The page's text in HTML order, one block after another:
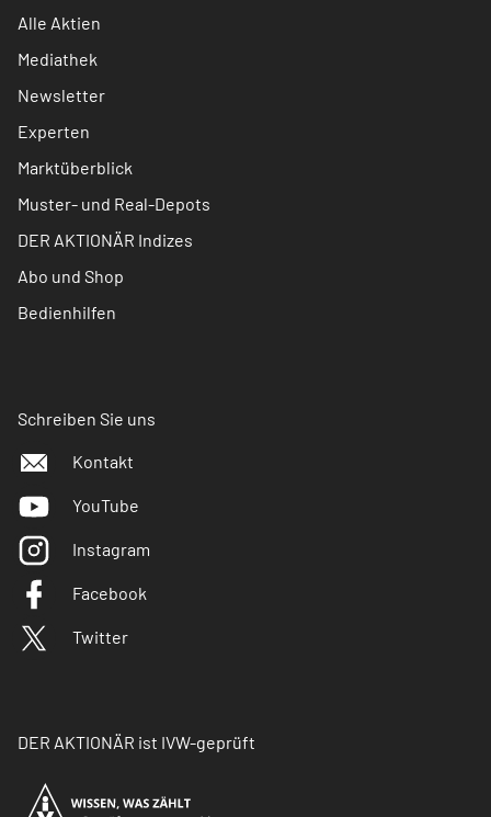
Alle Aktien
Mediathek
Newsletter
Experten
Marktüberblick
Muster- und Real-Depots
DER AKTIONÄR Indizes
Abo und Shop
Bedienhilfen
Schreiben Sie uns
Kontakt
YouTube
Instagram
Facebook
Twitter
DER AKTIONÄR ist IVW-geprüft